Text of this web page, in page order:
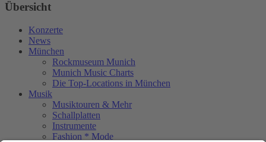
Übersicht
Konzerte
News
München
Rockmuseum Munich
Munich Music Charts
Die Top-Locations in München
Musik
Musiktouren & Mehr
Schallplatten
Instrumente
Fashion * Mode